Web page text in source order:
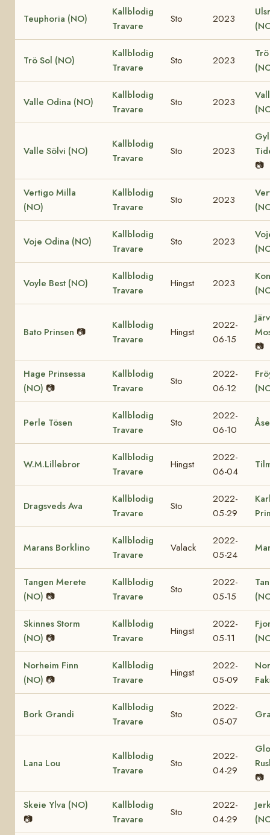
Teuphoria (NO)
Kallblodig
Travare
Sto 2023
Trö Sol (NO)
Kallblodig
Travare
Sto 2023
Valle Odina (NO)
Kallblodig
Travare
Sto 2023
Valle Sölvi (NO)
Kallblodig
Travare
Sto 2023
📷
Vertigo Milla
(NO)
Kallblodig
Travare
Sto 2023
Voje Odina (NO)
Kallblodig
Travare
Sto 2023
Voyle Best (NO)
Kallblodig
Travare
Hingst 2023
Bato Prinsen 📷
Kallblodig
Travare
Hingst
2022-
06-15
📷
Hage Prinsessa
(NO) 📷
Kallblodig
Travare
Sto
2022-
06-12
Perle Tösen
Kallblodig
Travare
Sto
2022-
06-10
Åse
W.M.Lillebror
Kallblodig
Travare
Hingst
2022-
06-04
Dragsveds Ava
Kallblodig
Travare
Sto
2022-
05-29
Marans Borklino
Kallblodig
Travare
Valack
2022-
05-24
Tangen Merete
(NO) 📷
Kallblodig
Travare
Sto
2022-
05-15
Skinnes Storm
(NO) 📷
Kallblodig
Travare
Hingst
2022-
05-11
Norheim Finn
(NO) 📷
Kallblodig
Travare
Hingst
2022-
05-09
Bork Grandi
Kallblodig
Travare
Sto
2022-
05-07
Lana Lou
Kallblodig
Travare
Sto
2022-
04-29
📷
Skeie Ylva (NO)
📷
Kallblodig
Travare
Sto
2022-
04-29